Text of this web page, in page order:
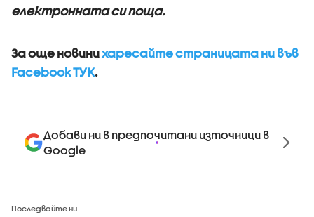
електронната си поща.
За още новинихаресайте страницата ни във
Facebook ТУК.
Добави ни в предпочитани източници в
Google
Последвайте ни